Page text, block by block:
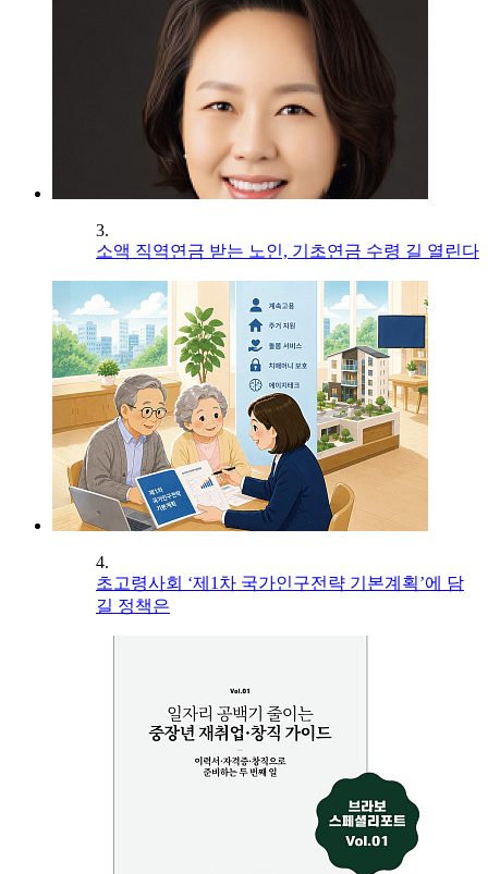
3.
소액 직역연금 받는 노인, 기초연금 수령 길 열린다
4.
초고령사회 ‘제1차 국가인구전략 기본계획’에 담
길 정책은